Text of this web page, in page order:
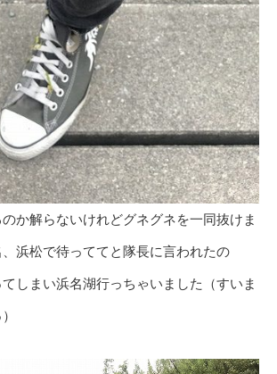
か解らないけれどグネグネを一同抜けま
浜松で待っててと隊長に言われたの
しまい浜名湖行っちゃいました（すいま